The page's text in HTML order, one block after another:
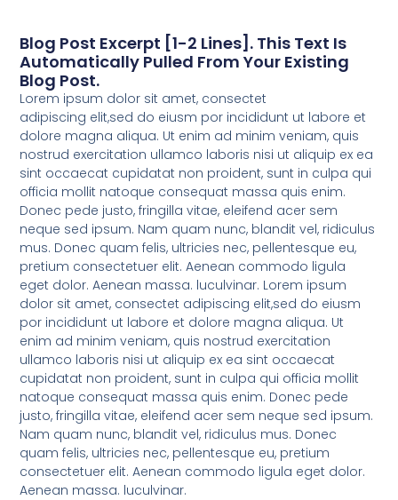
Blog Post Excerpt [1-2 Lines]. This Text Is
Automatically Pulled From Your Existing
Blog Post.
Lorem ipsum dolor sit amet, consectet
adipiscing elit,sed do eiusm por incididunt ut labore et
dolore magna aliqua. Ut enim ad minim veniam, quis
nostrud exercitation ullamco laboris nisi ut aliquip ex ea
sint occaecat cupidatat non proident, sunt in culpa qui
officia mollit natoque consequat massa quis enim.
Donec pede justo, fringilla vitae, eleifend acer sem
neque sed ipsum. Nam quam nunc, blandit vel, ridiculus
mus. Donec quam felis, ultricies nec, pellentesque eu,
pretium consectetuer elit. Aenean commodo ligula
eget dolor. Aenean massa. luculvinar. Lorem ipsum
dolor sit amet, consectet adipiscing elit,sed do eiusm
por incididunt ut labore et dolore magna aliqua. Ut
enim ad minim veniam, quis nostrud exercitation
ullamco laboris nisi ut aliquip ex ea sint occaecat
cupidatat non proident, sunt in culpa qui officia mollit
natoque consequat massa quis enim. Donec pede
justo, fringilla vitae, eleifend acer sem neque sed ipsum.
Nam quam nunc, blandit vel, ridiculus mus. Donec
quam felis, ultricies nec, pellentesque eu, pretium
consectetuer elit. Aenean commodo ligula eget dolor.
Aenean massa. luculvinar.